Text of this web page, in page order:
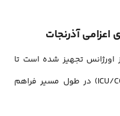
اعزامی آذرنجات
اورژانس تجهیز شده‌ است تا
امکان ارائه خدمات مراقبت ویژه (ICU/CCU) در طول مسیر فراهم